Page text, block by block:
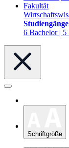
Fakultät
Studiengänge
6 Bachelor | 5
Schriftgröße